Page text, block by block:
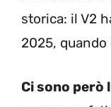
storica: il V2
2025, quando
Ci sono però